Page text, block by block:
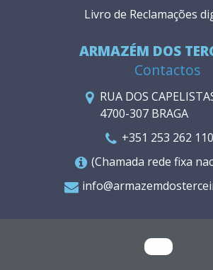
ARMAZÉM DOS
Contactos
RUA DOS
4700-307 BRAGA
+351 253 262 110
(Chamada rede fixa
Livro de Reclamações